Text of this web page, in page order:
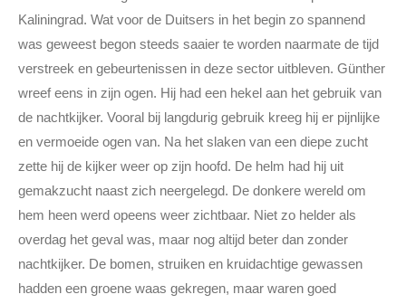
Kaliningrad. Wat voor de Duitsers in het begin zo spannend
was geweest begon steeds saaier te worden naarmate de tijd
verstreek en gebeurtenissen in deze sector uitbleven. Günther
wreef eens in zijn ogen. Hij had een hekel aan het gebruik van
de nachtkijker. Vooral bij langdurig gebruik kreeg hij er pijnlijke
en vermoeide ogen van. Na het slaken van een diepe zucht
zette hij de kijker weer op zijn hoofd. De helm had hij uit
gemakzucht naast zich neergelegd. De donkere wereld om
hem heen werd opeens weer zichtbaar. Niet zo helder als
overdag het geval was, maar nog altijd beter dan zonder
nachtkijker. De bomen, struiken en kruidachtige gewassen
hadden een groene waas gekregen, maar waren goed